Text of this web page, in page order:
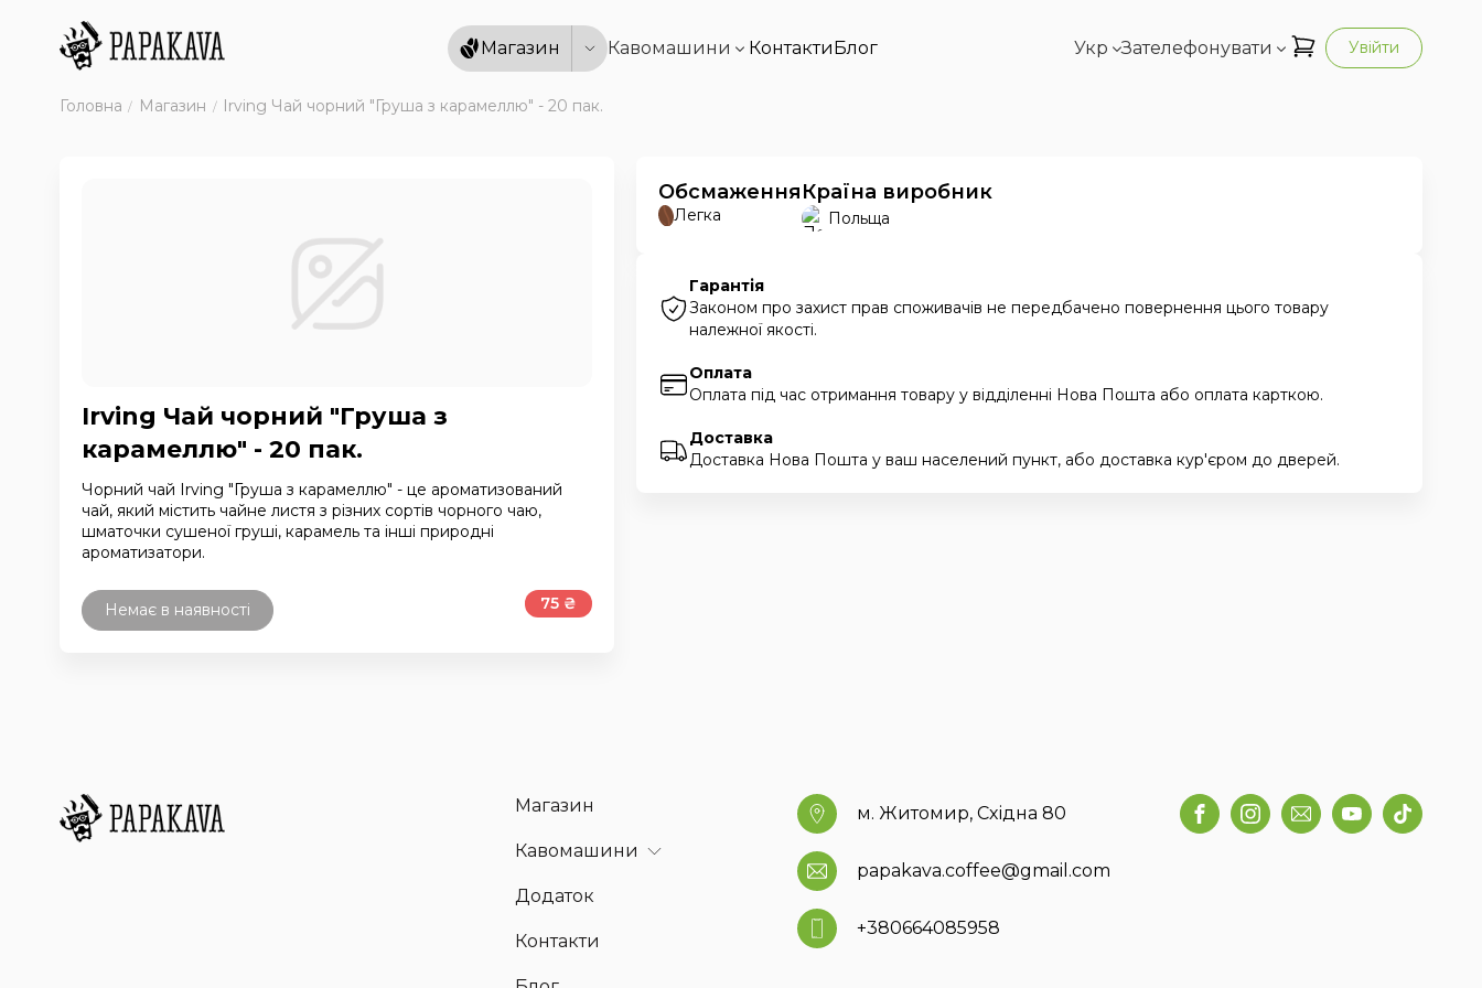
Магазин Кавомашини КонтактиБлог Укр Зателефонувати Увійти
Головна Магазин Irving Чай чорний "Груша з карамеллю" - 20 пак.
Irving Чай чорний "Груша з
карамеллю" - 20 пак.
Чорний чай Irving "Груша з карамеллю" - це ароматизований
чай, який містить чайне листя з різних сортів чорного чаю,
шматочки сушеної груші, карамель та інші природні
ароматизатори.
Немає в наявності 75 ₴
Обсмаження
Легка
Країна виробник
Польща
Гарантія
Законом про захист прав споживачів не передбачено повернення цього товару
належної якості.
Оплата
Оплата під час отримання товару у відділенні Нова Пошта або оплата карткою.
Доставка
Доставка Нова Пошта у ваш населений пункт, або доставка кур'єром до дверей.
Магазин
Кавомашини
Додаток
Контакти
м. Житомир, Східна 80
papakava.coffee@gmail.com
+380664085958